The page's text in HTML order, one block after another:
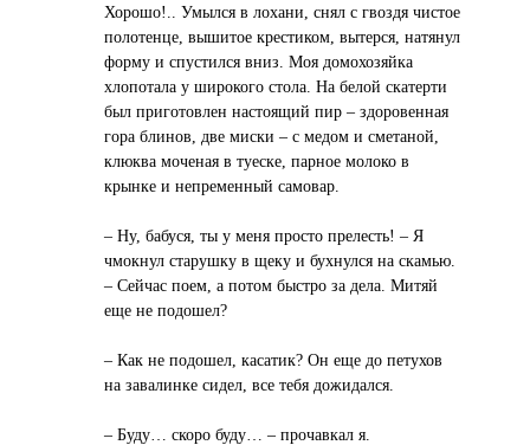
Хорошо!.. Умылся в лохани, снял с гвоздя чистое
полотенце, вышитое крестиком, вытерся, натянул
форму и спустился вниз. Моя домохозяйка
хлопотала у широкого стола. На белой скатерти
был приготовлен настоящий пир – здоровенная
гора блинов, две миски – с медом и сметаной,
клюква моченая в туеске, парное молоко в
крынке и непременный самовар.
– Ну, бабуся, ты у меня просто прелесть! – Я
чмокнул старушку в щеку и бухнулся на скамью.
– Сейчас поем, а потом быстро за дела. Митяй
еще не подошел?
– Как не подошел, касатик? Он еще до петухов
на завалинке сидел, все тебя дожидался.
– Буду… скоро буду… – прочавкал я.